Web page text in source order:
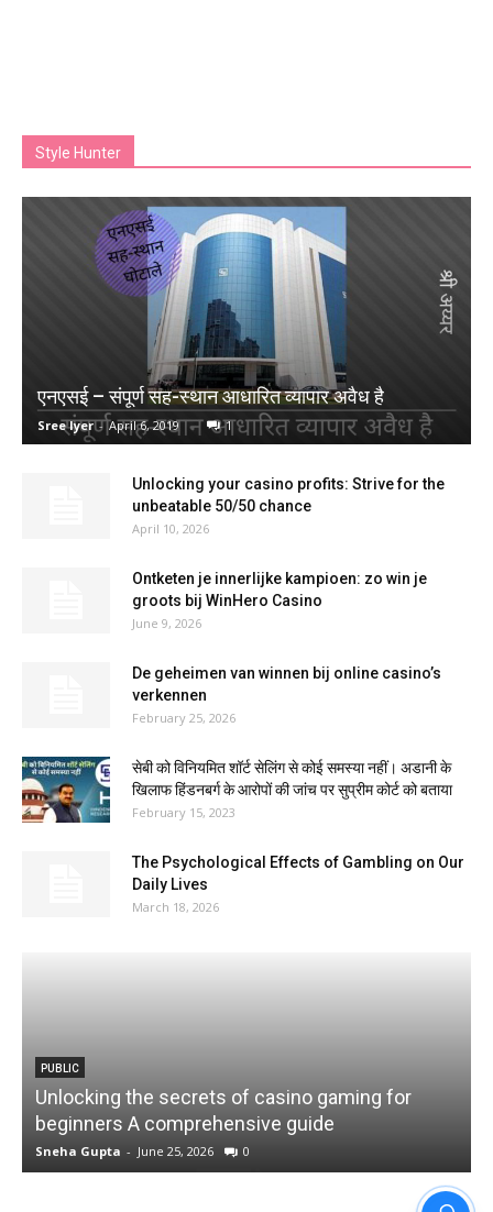
Style Hunter
एनएसई – संपूर्ण सह-स्थान आधारित व्यापार अवैध है
Sree Iyer - April 6, 2019 1
Unlocking your casino profits: Strive for the
unbeatable 50/50 chance
April 10, 2026
Ontketen je innerlijke kampioen: zo win je
groots bij WinHero Casino
June 9, 2026
De geheimen van winnen bij online casino’s
verkennen
February 25, 2026
सेबी को विनियमित शॉर्ट सेलिंग से कोई समस्या नहीं। अडानी के
खिलाफ हिंडनबर्ग के आरोपों की जांच पर सुप्रीम कोर्ट को बताया
February 15, 2023
The Psychological Effects of Gambling on Our
Daily Lives
March 18, 2026
PUBLIC
Unlocking the secrets of casino gaming for
beginners A comprehensive guide
Sneha Gupta - June 25, 2026 0